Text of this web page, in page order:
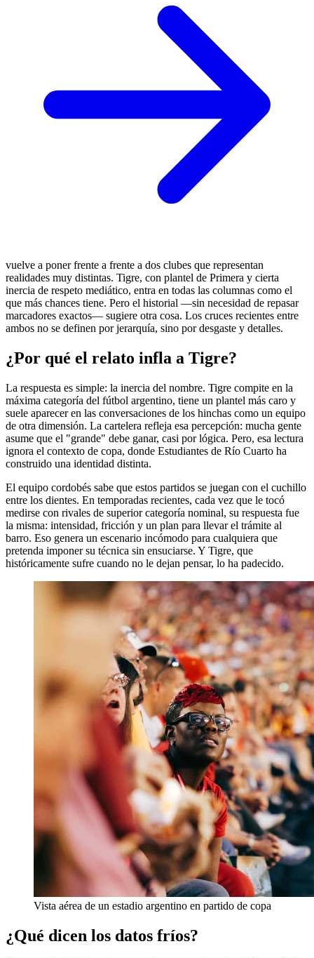
vuelve a poner frente a frente a dos clubes que representan
realidades muy distintas. Tigre, con plantel de Primera y cierta
inercia de respeto mediático, entra en todas las columnas como el
que más chances tiene. Pero el historial —sin necesidad de repasar
marcadores exactos— sugiere otra cosa. Los cruces recientes entre
ambos no se definen por jerarquía, sino por desgaste y detalles.
¿Por qué el relato infla a Tigre?
La respuesta es simple: la inercia del nombre. Tigre compite en la
máxima categoría del fútbol argentino, tiene un plantel más caro y
suele aparecer en las conversaciones de los hinchas como un equipo
de otra dimensión. La cartelera refleja esa percepción: mucha gente
asume que el "grande" debe ganar, casi por lógica. Pero, esa lectura
ignora el contexto de copa, donde Estudiantes de Río Cuarto ha
construido una identidad distinta.
El equipo cordobés sabe que estos partidos se juegan con el cuchillo
entre los dientes. En temporadas recientes, cada vez que le tocó
medirse con rivales de superior categoría nominal, su respuesta fue
la misma: intensidad, fricción y un plan para llevar el trámite al
barro. Eso genera un escenario incómodo para cualquiera que
pretenda imponer su técnica sin ensuciarse. Y Tigre, que
históricamente sufre cuando no le dejan pensar, lo ha padecido.
Vista aérea de un estadio argentino en partido de copa
¿Qué dicen los datos fríos?